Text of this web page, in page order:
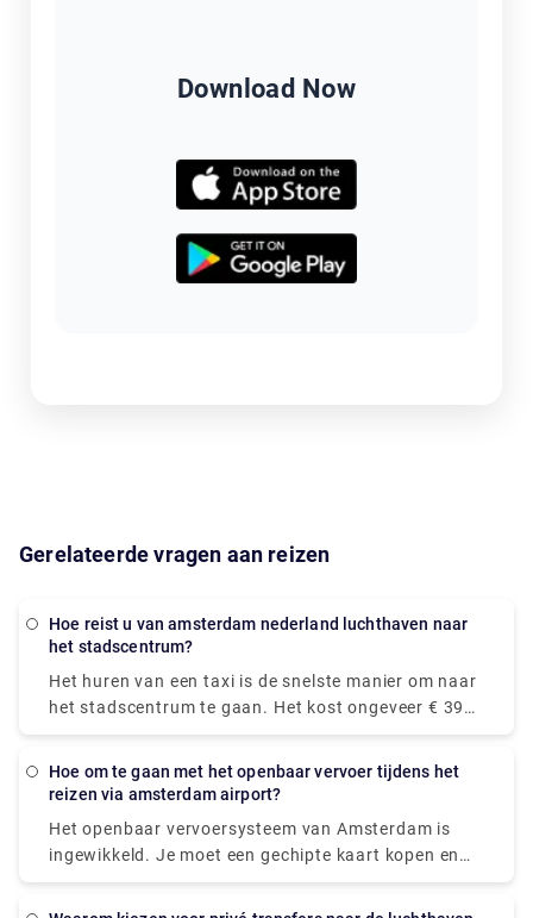
Download Now
Gerelateerde vragen aan reizen
Hoe reist u van amsterdam nederland luchthaven naar
het stadscentrum?
Het huren van een taxi is de snelste manier om naar
het stadscentrum te gaan. Het kost ongeveer € 39
en het duurt slechts 15-20 minuten om op de
manier van openbaar vervoer. De treinrit naar het
Bij Rydeu zorgen we voor een prettige en
betrouwbare privé transfer! . Afhankelijk van uw
Hoe om te gaan met het openbaar vervoer tijdens het
reizen via amsterdam airport?
Het openbaar vervoersysteem van Amsterdam is
ingewikkeld. Je moet een gechipte kaart kopen en
deze scannen aan het begin van het platform. We